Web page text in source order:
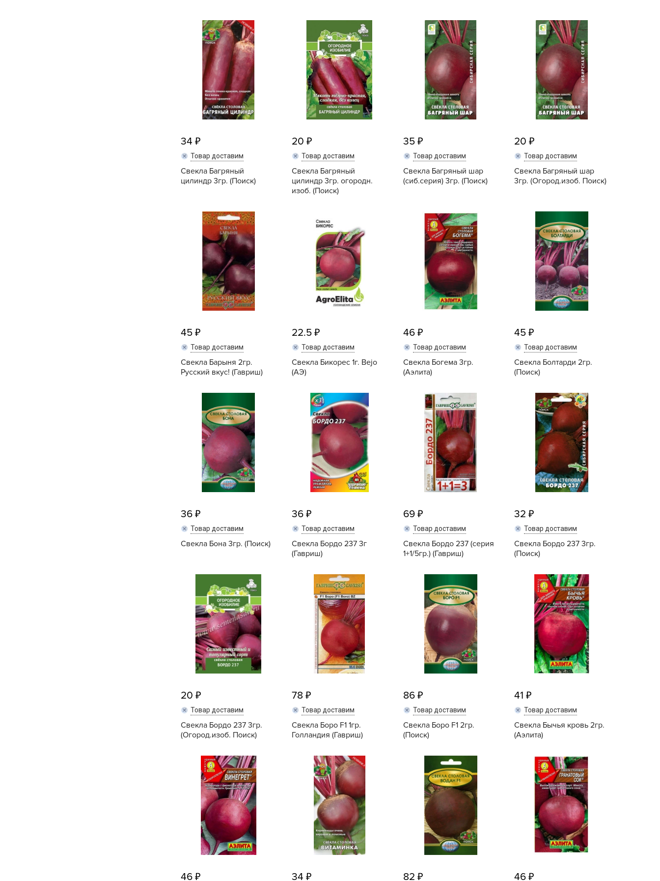
Bayer Garden
BMC
Bona Forte
Dacha Group
Dr.Klaus
Expert Garden
expert home
Fertika
Green Boom
Grinda
Lechuza
List'OK
LISTOK
MAROLEX
Nika
Palisad
Rubit
TORNADICA
TUT BIO
Uniel
VALBRENTA CHEMICALS
Zarit
АБТ Групп
Агробалт
АгроСпан
АГРОУСПЕХ
АГРОЭЛИТА
АЭЛИТА
Аяском
байкал
Банные штучки
БашИнком
БиоМастер.
БИОТЕХНОЛОГИИ
Буйские удобрения
ВАШЕ ХОЗЯЙСТВО
Ваше хозяйство ВХ
Великий воин
ГАВРИШ
ГЕРА
Дача Time
Поиск агрохолдинг
Семена Алтая
семена Седек
уральский дачник
34
Товар доставим
Свекла Багряный
цилиндр 3гр. (Поиск)
Купить
20
Товар доставим
Свекла Багряный
цилиндр 3гр. огородн.
изоб. (Поиск)
35
Товар доставим
Свекла Багряный шар
(сиб.серия) 3гр. (Поиск)
20
Товар доставим
Свекла Багряный шар
3гр. (Огород.изоб. Поиск)
Купить
45
Товар доставим
Свекла Барыня 2гр.
Русский вкус! (Гавриш)
Купить
22.5
Товар доставим
Свекла Бикорес 1г. Bejo
(АЭ)
Купить
46
Товар доставим
Свекла Богема 3гр.
(Аэлита)
Купить
45
Товар доставим
Свекла Болтарди 2гр.
(Поиск)
Купить
36
Товар доставим
Свекла Бона 3гр. (Поиск)
Купить
36
Товар доставим
Свекла Бордо 237 3г
(Гавриш)
Купить
69
Товар доставим
Свекла Бордо 237 (серия
1+1/5гр.) (Гавриш)
Купить
32
Товар доставим
Свекла Бордо 237 3гр.
(Поиск)
Купить
20
Товар доставим
Свекла Бордо 237 3гр.
(Огород.изоб. Поиск)
Купить
78
Товар доставим
Свекла Боро F1 1гр.
Голландия (Гавриш)
Купить
86
Товар доставим
Свекла Боро F1 2гр.
(Поиск)
Купить
41
Товар доставим
Свекла Бычья кровь 2гр.
(Аэлита)
Купить
46 34 82 46